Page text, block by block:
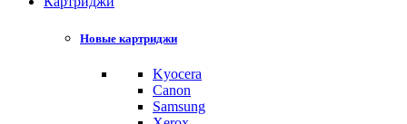
Новые картриджи
Kyocera
Canon
Samsung